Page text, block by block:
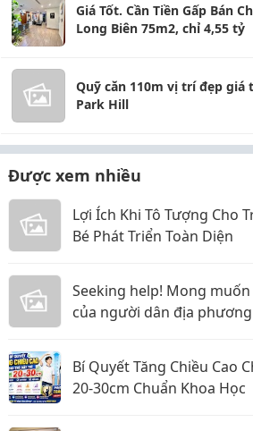
Giá Tốt. Cần Tiền Gấp Bán
Long Biên 75m2, chỉ 4,55 tỷ
Quỹ căn 110m vị trí đẹp
Park Hill
Được xem nhiều
Lợi Ích Khi Tô Tượng Cho
Bé Phát Triển Toàn Diện
Seeking help! Mong
của người dân địa
Bí Quyết Tăng Chiều Cao
20-30cm Chuẩn Khoa Học